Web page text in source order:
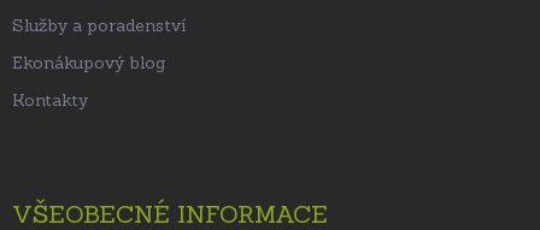
Služby a poradenství
Ekonákupový blog
Kontakty
VŠEOBECNÉ INFORMACE